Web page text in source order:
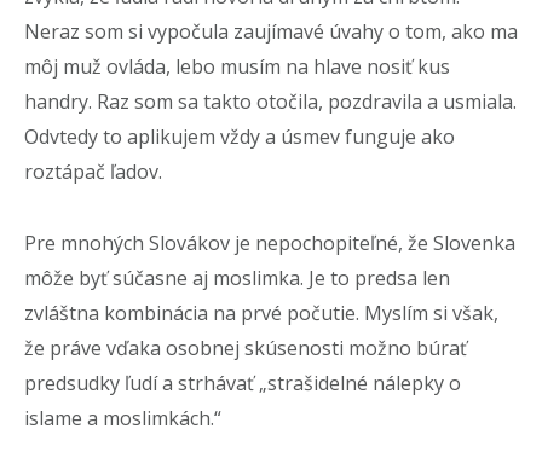
Neraz som si vypočula zaujímavé úvahy o tom, ako ma
môj muž ovláda, lebo musím na hlave nosiť kus
handry. Raz som sa takto otočila, pozdravila a usmiala.
Odvtedy to aplikujem vždy a úsmev funguje ako
roztápač ľadov.
Pre mnohých Slovákov je nepochopiteľné, že Slovenka
môže byť súčasne aj moslimka. Je to predsa len
zvláštna kombinácia na prvé počutie. Myslím si však,
že práve vďaka osobnej skúsenosti možno búrať
predsudky ľudí a strhávať „strašidelné nálepky o
islame a moslimkách.“